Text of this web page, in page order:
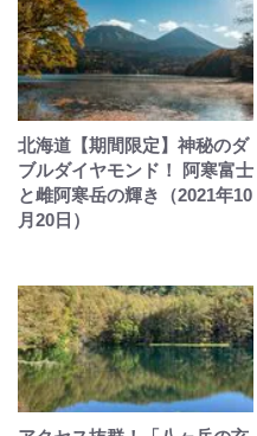
北海道【期間限定】神秘のダ
ブルダイヤモンド！ 阿寒富士
と雌阿寒岳の輝き（2021年10
月20日）